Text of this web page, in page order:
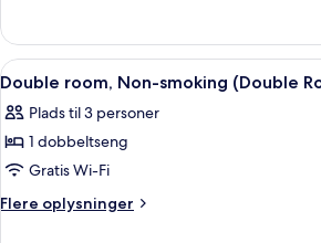
smoking
Twin
Room,
Non-
Indlæs
alle
billeder
af
Double
room,
Et
3
Double room, Non-smoking (Double
Plads til 3 personer
1 dobbeltseng
Gratis Wi-Fi
Flere oplysninger
Flere